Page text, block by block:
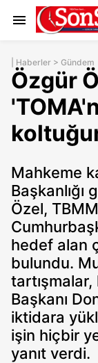
Haberler > Gündem
Özgür
Mahkeme
Başkanlığı
Özel,
hedef alan
bulundu.
Başkanı
iktidara
işin hiçbir
yanıt verdi.